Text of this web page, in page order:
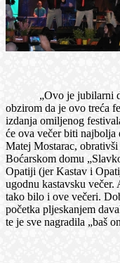
„Ovo je jubilarni
obzirom da je ovo treća
izdanja omiljenog
će ova večer biti najbolja
Matej Mostarac,
Boćarskom domu
Opatiji (jer Kastav i
ugodnu kastavsku
tako bilo i ove večeri.
početka pljeskanjem
te je sve nagradila „baš